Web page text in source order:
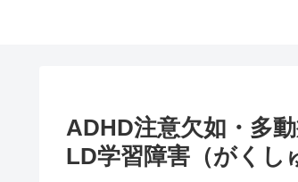
ADHD注意欠如・多
LD学習障害（がくし